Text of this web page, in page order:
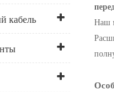
Наш
кабель